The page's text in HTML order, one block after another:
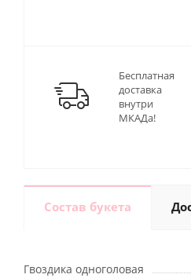
Бесплатная
доставка
внутри
МКАДа!
Состав букета
Гвоздика одноголовая